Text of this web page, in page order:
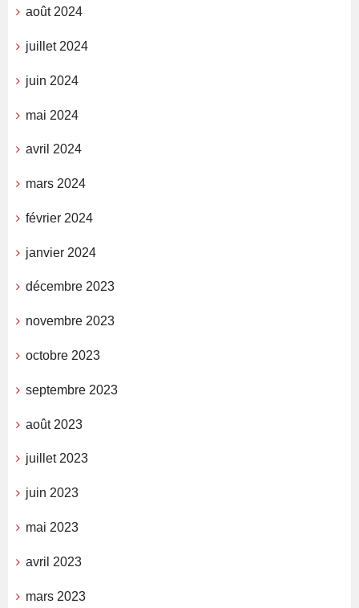
août 2024
juillet 2024
juin 2024
mai 2024
avril 2024
mars 2024
février 2024
janvier 2024
décembre 2023
novembre 2023
octobre 2023
septembre 2023
août 2023
juillet 2023
juin 2023
mai 2023
avril 2023
mars 2023